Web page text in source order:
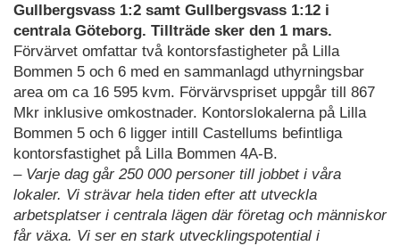
Gullbergsvass 1:2 samt Gullbergsvass 1:12 i
centrala Göteborg. Tillträde sker den 1 mars.
Förvärvet omfattar två kontorsfastigheter på Lilla
Bommen 5 och 6 med en sammanlagd uthyrningsbar
area om ca 16 595 kvm. Förvärvspriset uppgår till 867
Mkr inklusive omkostnader. Kontorslokalerna på Lilla
Bommen 5 och 6 ligger intill Castellums befintliga
kontorsfastighet på Lilla Bommen 4A-B.
– Varje dag går 250 000 personer till jobbet i våra
lokaler. Vi strävar hela tiden efter att utveckla
arbetsplatser i centrala lägen där företag och människor
får växa. Vi ser en stark utvecklingspotential i